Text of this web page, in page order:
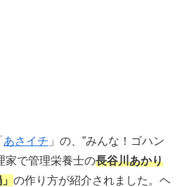
あさイチ 」の、”みんな！ゴハン
家で管理栄養士の長谷川あかり
の作り方が紹介されました。ヘ